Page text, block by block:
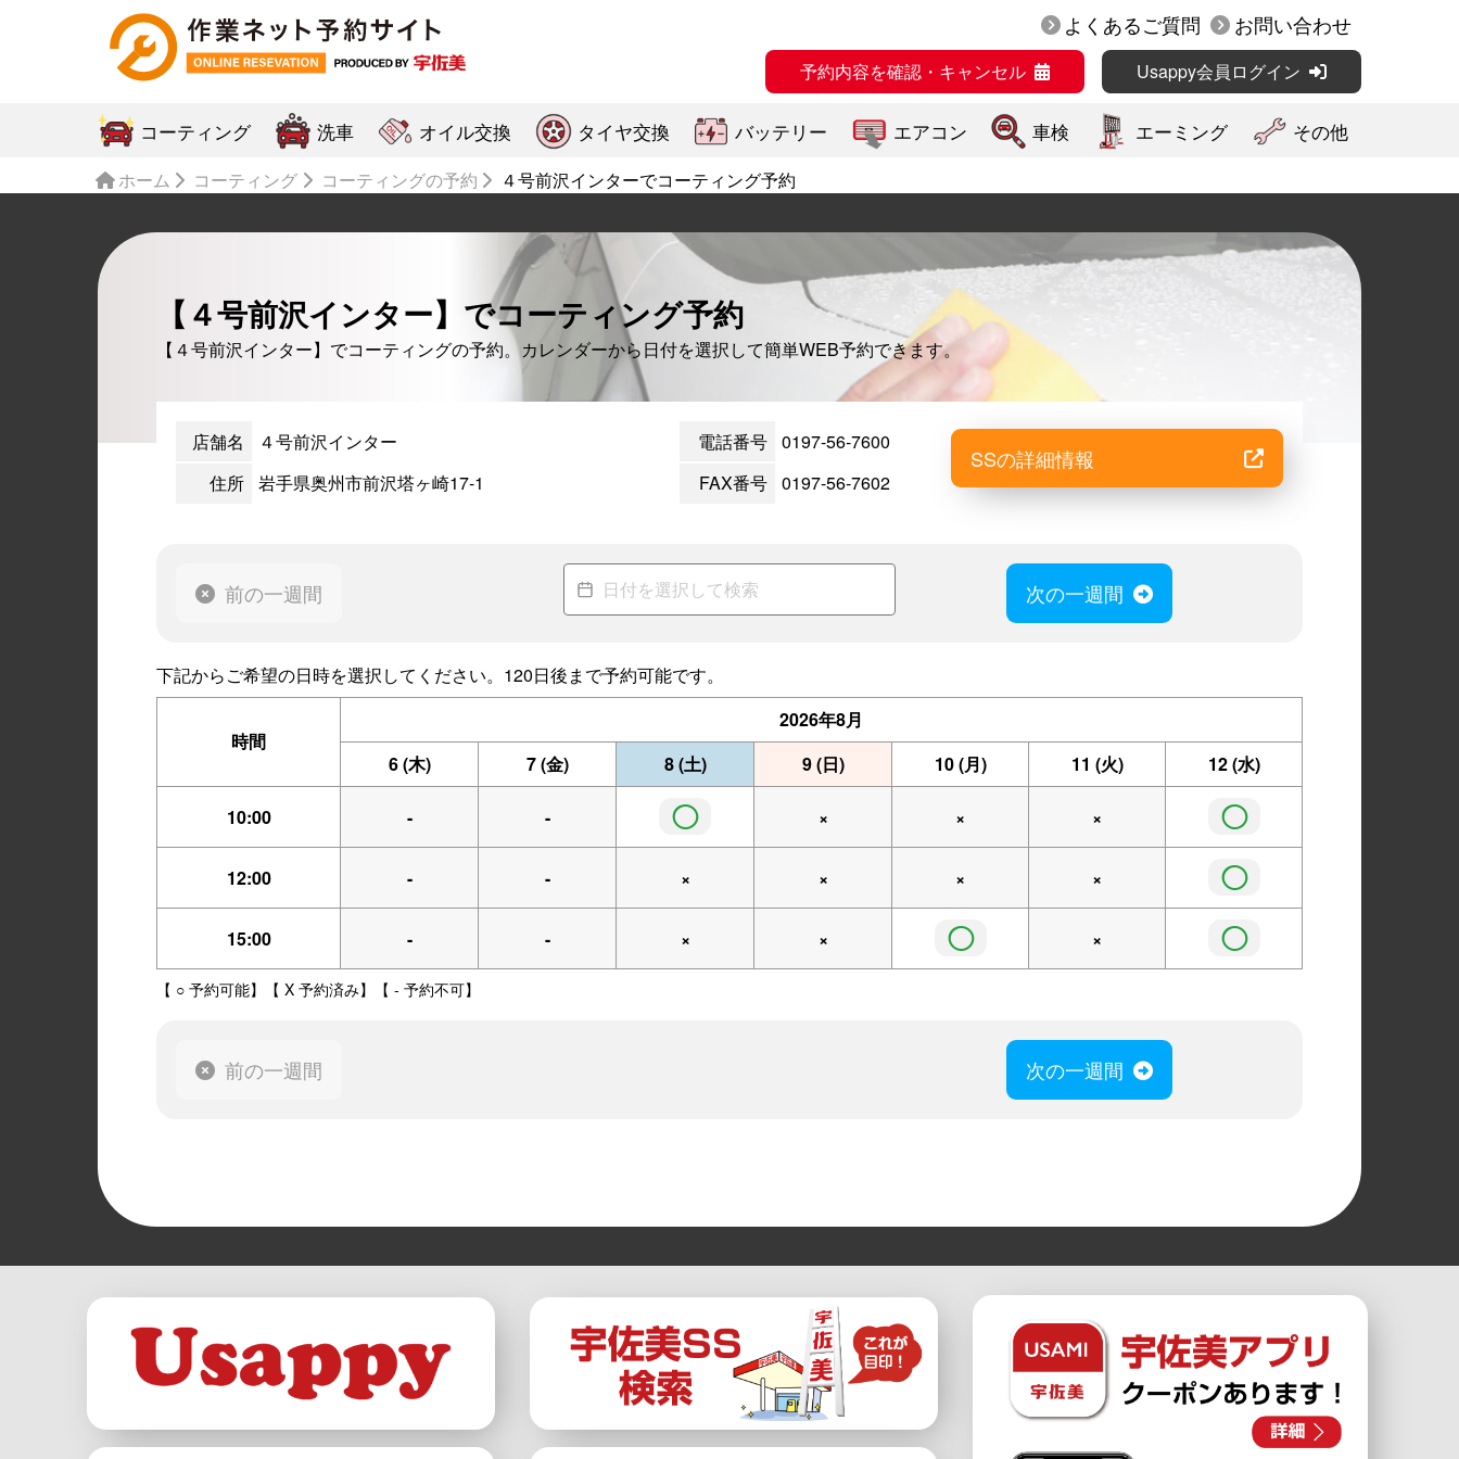
よくあるご質問 お問い合わせ
予約内容を確認・キャンセル Usappy会員ログイン
コーティング 洗車 オイル交換 タイヤ交換 バッテリー エアコン 車検 エーミング その他
ホーム コーティング コーティングの予約 ４号前沢インターでコーティング予約
【４号前沢インター】でコーティング予約
【４号前沢インター】でコーティングの予約。カレンダーから日付を選択して簡単WEB予約できます。
店舗名
４号前沢インター
住所 岩手県奥州市前沢塔ヶ崎17-1
電話番号 0197-56-7600
FAX番号 0197-56-7602
SSの詳細情報
前の一週間 次の一週間
下記からご希望の日時を選択してください。120日後まで予約可能です。
時間
2026年8月
6(木) 7(金) 8(土) 9(日) 10(月) 11 (火) 12(水)
10:00 - - ◯ × × × ◯
12:00 - - × × × × ◯
15:00 - - × × ◯ × ◯
【 ○ 予約可能】【 X 予約済み】【 - 予約不可】
前の一週間 次の一週間